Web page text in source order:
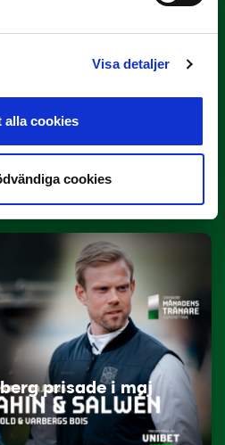
Visa detaljer
alla cookies
cookies
prisade i maj